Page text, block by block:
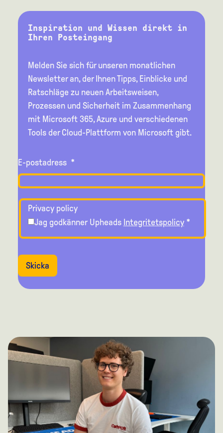
Inspiration und Wissen direkt in
Ihren Posteingang
Melden Sie sich für unseren monatlichen
Newsletter an, der Ihnen Tipps, Einblicke und
Ratschläge zu neuen Arbeitsweisen,
Prozessen und Sicherheit im Zusammenhang
mit Microsoft 365, Azure und verschiedenen
Tools der Cloud-Plattform von Microsoft gibt.
E-postadress *
Privacy policy
Jag godkänner Upheads Integritetspolicy*
Skicka